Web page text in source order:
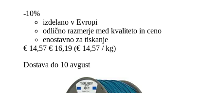
-10%
izdelano v Evropi
odlično razmerje med kvaliteto in ceno
enostavno za tiskanje
€ 14,57 € 16,19 (€ 14,57 / kg)
Dostava do 10 avgust